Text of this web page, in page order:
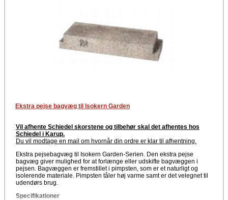
Ekstra pejse bagvæg til Isokern Garden
Vil afhente Schiedel skorstene og tilbehør skal det afhentes hos
Schiedel i Karup.
Du vil modtage en mail om hvornår din ordre er klar til afhentning.
Ekstra pejsebagvæg til Isokern Garden-Serien. Den ekstra pejse
bagvæg giver mulighed for at forlænge eller udskifte bagvæggen i
pejsen. Bagvæggen er fremstillet i pimpsten, som er et naturligt og
isolerende materiale. Pimpsten tåler høj varme samt er det velegnet til
udendørs brug.
Specifikationer